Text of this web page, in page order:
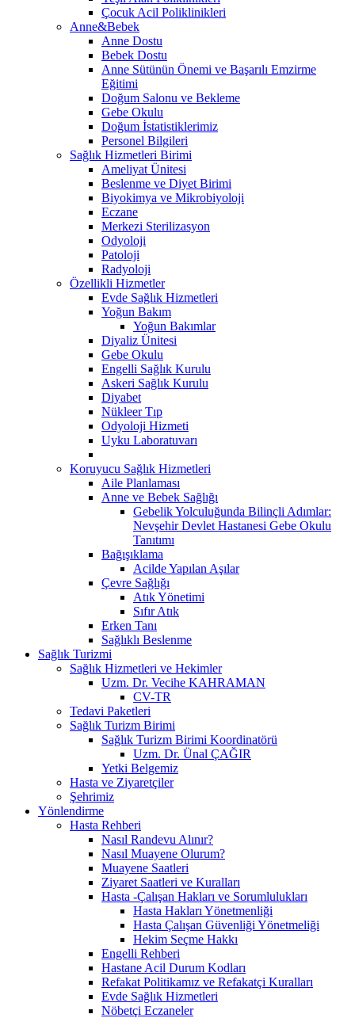
Çocuk Acil Poliklinikleri
Anne&Bebek
Anne Dostu
Bebek Dostu
Anne Sütünün Önemi ve Başarılı Emzirme
Eğitimi
Doğum Salonu ve Bekleme
Gebe Okulu
Doğum İstatistiklerimiz
Personel Bilgileri
Sağlık Hizmetleri Birimi
Ameliyat Ünitesi
Beslenme ve Diyet Birimi
Biyokimya ve Mikrobiyoloji
Eczane
Merkezi Sterilizasyon
Odyoloji
Patoloji
Radyoloji
Özellikli Hizmetler
Evde Sağlık Hizmetleri
Yoğun Bakım
Yoğun Bakımlar
Diyaliz Ünitesi
Gebe Okulu
Engelli Sağlık Kurulu
Askeri Sağlık Kurulu
Diyabet
Nükleer Tıp
Odyoloji Hizmeti
Uyku Laboratuvarı
Koruyucu Sağlık Hizmetleri
Aile Planlaması
Anne ve Bebek Sağlığı
Gebelik Yolculuğunda Bilinçli Adımlar:
Nevşehir Devlet Hastanesi Gebe Okulu
Tanıtımı
Bağışıklama
Acilde Yapılan Aşılar
Çevre Sağlığı
Atık Yönetimi
Sıfır Atık
Erken Tanı
Sağlıklı Beslenme
Sağlık Turizmi
Sağlık Hizmetleri ve Hekimler
Uzm. Dr. Vecihe KAHRAMAN
CV-TR
Tedavi Paketleri
Sağlık Turizm Birimi
Sağlık Turizm Birimi Koordinatörü
Uzm. Dr. Ünal ÇAĞIR
Yetki Belgemiz
Hasta ve Ziyaretçiler
Şehrimiz
Yönlendirme
Hasta Rehberi
Nasıl Randevu Alınır?
Nasıl Muayene Olurum?
Muayene Saatleri
Ziyaret Saatleri ve Kuralları
Hasta -Çalışan Hakları ve Sorumlulukları
Hasta Hakları Yönetmenliği
Hasta Çalışan Güvenliği Yönetmeliği
Hekim Seçme Hakkı
Engelli Rehberi
Hastane Acil Durum Kodları
Refakat Politikamız ve Refakatçi Kuralları
Evde Sağlık Hizmetleri
Nöbetçi Eczaneler